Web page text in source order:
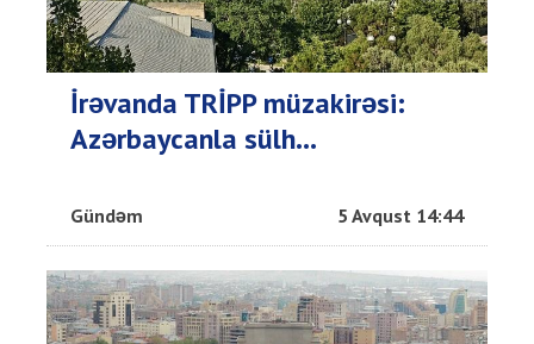
İrəvanda TRİPP müzakirəsi:
Azərbaycanla sülh...
Gündəm 5 Avqust 14:44